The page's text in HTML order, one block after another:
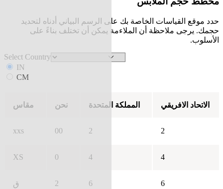
حدد موقع القياسات الخاصة بك على الرسم البياني أدناه لتحديد
حجمك. يرجى ملاحظة أن الملاءمة يمكن أن تختلف بناءً على
الأسلوب.
Select Country
IN
CM
مقاس نحن المملكة المتحدة الاتحاد الافريقي
xxs 00 2 2
XS 0 4 4
ق 2 6 6